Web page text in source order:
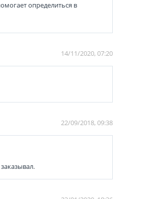
определиться в
14/11/2020, 07:20
22/09/2018, 09:38